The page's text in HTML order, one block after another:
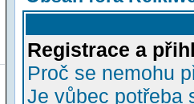
Registrace a
Proč se nemohu
Je vůbec potřeba